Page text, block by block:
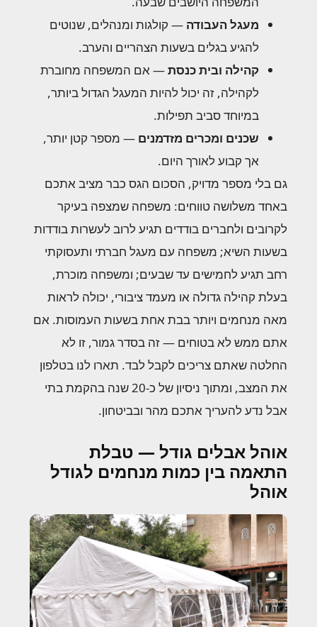
מעגל העבודה — קולגות ומנהלים, שנוטים
להגיע בגלים בשעות הצהריים והערב.
קהילה ובית כנסת— אם המשפחה מחוברת
לקהילה, זה יכול להיות המעגל הגדול ביותר,
במיוחד סביב תפילות.
שכנים ומכרים מזדמנים — מספר קטן יותר,
אך קבוע לאורך היום.
גם בלי מספר מדויק, הסכום הגס כבר מציב אתכם
באחד משלושה טווחים: משפחה שמצפה בעיקר
לקרובים ולחברים בודדים תגיע לרוב לעשרות בודדות
בשעות השיא; משפחה עם מעגל חברתי ותעסוקתי
רחב תגיע לחמישים עד שבעים; ומשפחה מוכרת,
בעלת קהילה גדולה או מעמד ציבורי, יכולה לראות
מאה מנחמים ויותר בבת אחת בשעות העמוסות. אם
אתם ממש לא בטוחים — זה בסדר גמור, זו לא
החלטה שאתם צריכים לקבל לבד. תארו לנו בטלפון
את המצב, ומתוך ניסיון של כ-20 שנה בהקמת בתי
אבל נדע להעריך אתכם מהר ובביטחון.
אוהל אבלים גודל — טבלת
התאמה בין כמות מנחמים לגודל
אוהל